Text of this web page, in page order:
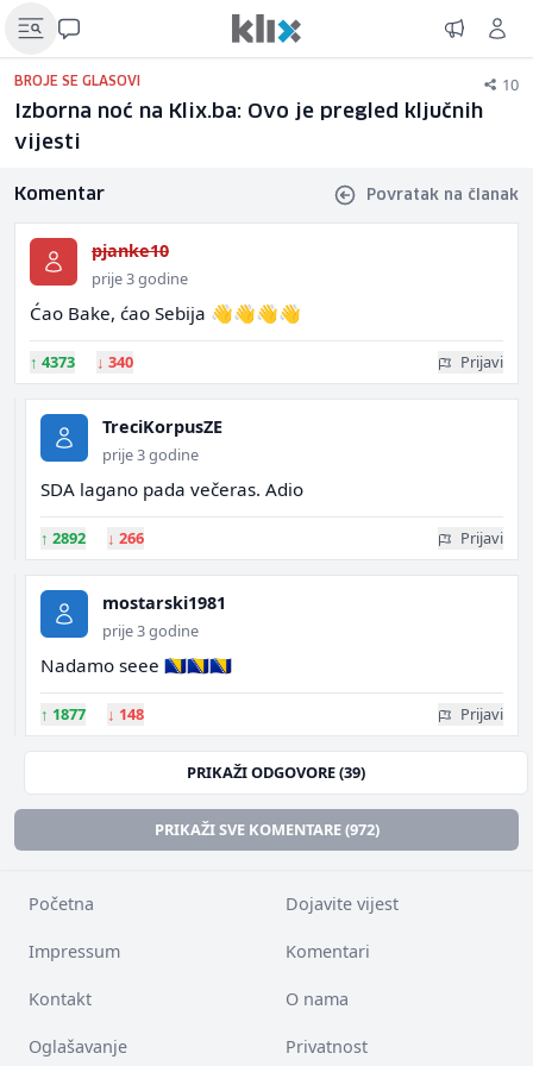
BROJE SE GLASOVI 10
Izborna noć na Klix.ba: Ovo je pregled ključnih
vijesti
Komentar Povratak na članak
pjanke10
prije 3 godine
Ćao Bake, ćao Sebija 👋👋👋👋
↑ 4373 ↓ 340 Prijavi
TreciKorpusZE
prije 3 godine
SDA lagano pada večeras. Adio
↑ 2892 ↓ 266 Prijavi
mostarski1981
prije 3 godine
Nadamo seee 🇧🇦🇧🇦🇧🇦
↑ 1877 ↓ 148 Prijavi
PRIKAŽI ODGOVORE (39)
PRIKAŽI SVE KOMENTARE (972)
Početna Dojavite vijest
Impressum Komentari
Kontakt O nama
Oglašavanje Privatnost